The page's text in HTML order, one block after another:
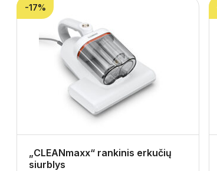
-17%
„CLEANmaxx“ rankinis erkučių
siurblys